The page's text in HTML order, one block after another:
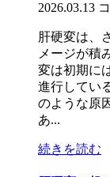
2026.03.13
肝硬変は、
メージが積
変は初期に
進行してい
のような原
あ...
続きを読む